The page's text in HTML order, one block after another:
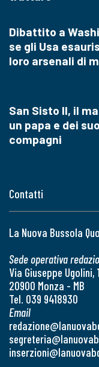
Contatti
La Nuova Bussola
Sede operativa
Via Giuseppe Ugolini,
20900 Monza - MB
Tel. 039 9418930
Email
Dibattito a
se gli Usa
loro arsenali di
San Sisto II, il
un papa e dei
compagni